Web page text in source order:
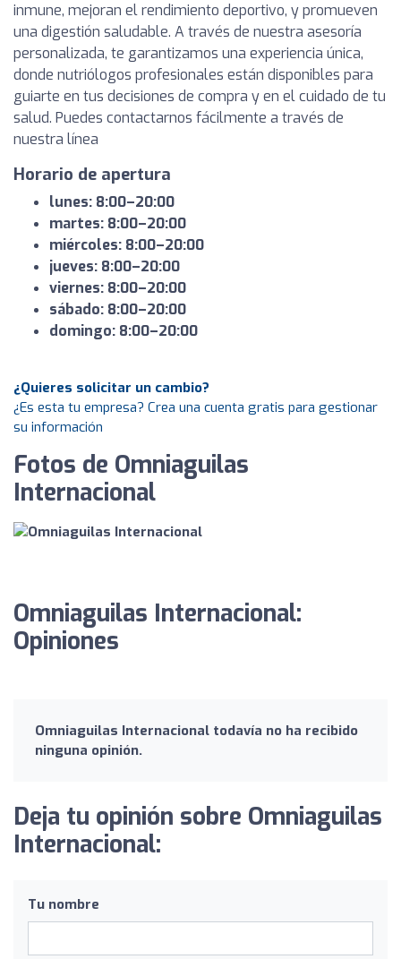
inmune, mejoran el rendimiento deportivo, y promueven
una digestión saludable. A través de nuestra asesoría
personalizada, te garantizamos una experiencia única,
donde nutriólogos profesionales están disponibles para
guiarte en tus decisiones de compra y en el cuidado de tu
salud. Puedes contactarnos fácilmente a través de
nuestra línea
Horario de apertura
lunes: 8:00–20:00
martes: 8:00–20:00
miércoles: 8:00–20:00
jueves: 8:00–20:00
viernes: 8:00–20:00
sábado: 8:00–20:00
domingo: 8:00–20:00
¿Quieres solicitar un cambio?
¿Es esta tu empresa? Crea una cuenta gratis para gestionar
su información
Fotos de Omniaguilas
Internacional
Omniaguilas Internacional:
Opiniones
Omniaguilas Internacional todavía no ha recibido
ninguna opinión.
Deja tu opinión sobre Omniaguilas
Internacional:
Tu nombre